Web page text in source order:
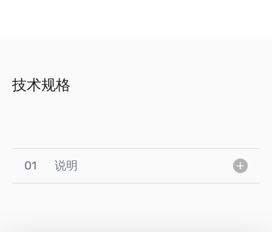
技术规格
01 说明